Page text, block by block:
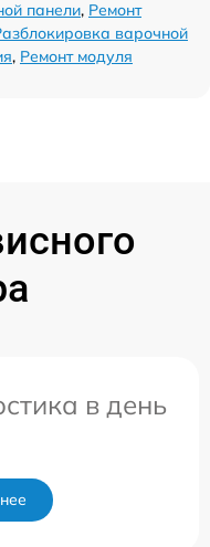
панели, Ремонт
варочной
, Ремонт модуля
в день